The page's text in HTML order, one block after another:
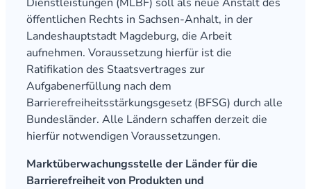
öffentlichen Rechts in Sachsen-​Anhalt, in der
Landeshauptstadt Magdeburg, die Arbeit
aufnehmen. Voraussetzung hierfür ist die
Ratifikation des Staatsvertrages zur
Aufgabenerfüllung nach dem
Barrierefreiheitsstärkungsgesetz (BFSG) durch alle
Bundesländer. Alle Ländern schaffen derzeit die
hierfür notwendigen Voraussetzungen.
Marktüberwachungsstelle der Länder für die
Barrierefreiheit von Produkten und